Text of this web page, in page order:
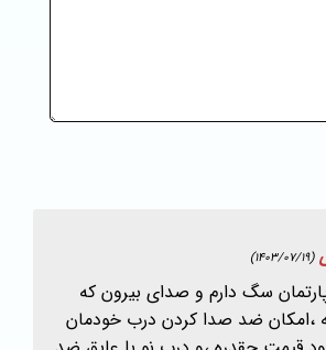
(1403/07/19)
سگ دارم و صدای بیرون که
،امکان ضد صدا کردن درب خودمان